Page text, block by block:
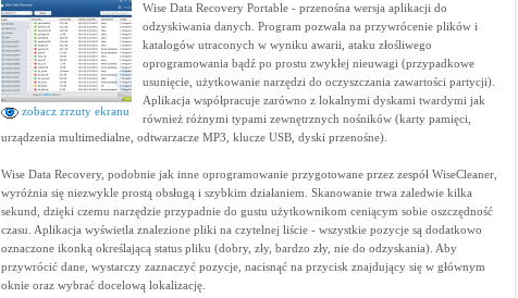
zobacz zrzuty ekranu
Wise Data Recovery Portable - przenośna wersja aplikacji do
odzyskiwania danych. Program pozwala na przywrócenie plików i
katalogów utraconych w wyniku awarii, ataku złośliwego
oprogramowania bądź po prostu zwykłej nieuwagi (przypadkowe
usunięcie, użytkowanie narzędzi do oczyszczania zawartości partycji).
Aplikacja współpracuje zarówno z lokalnymi dyskami twardymi jak
również różnymi typami zewnętrznych nośników (karty pamięci,
urządzenia multimedialne, odtwarzacze MP3, klucze USB, dyski przenośne).
Wise Data Recovery, podobnie jak inne oprogramowanie przygotowane przez zespół WiseCleaner,
wyróżnia się niezwykle prostą obsługą i szybkim działaniem. Skanowanie trwa zaledwie kilka
sekund, dzięki czemu narzędzie przypadnie do gustu użytkownikom ceniącym sobie oszczędność
czasu. Aplikacja wyświetla znalezione pliki na czytelnej liście - wszystkie pozycje są dodatkowo
oznaczone ikonką określającą status pliku (dobry, zły, bardzo zły, nie do odzyskania). Aby
przywrócić dane, wystarczy zaznaczyć pozycje, nacisnąć na przycisk znajdujący się w głównym
oknie oraz wybrać docelową lokalizację.